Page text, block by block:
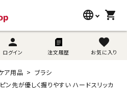
language
lang-name
shopping_cart
person
ログイン 注文履歴
favorite
お気に入り
search
ア用品
ブラシ
ン先が優しく握りやすい ハードスリッカ